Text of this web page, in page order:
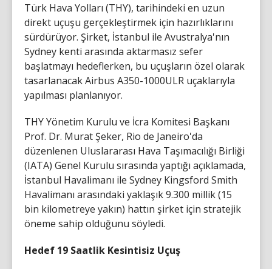
Türk Hava Yolları (THY), tarihindeki en uzun
direkt uçuşu gerçekleştirmek için hazırlıklarını
sürdürüyor. Şirket, İstanbul ile Avustralya'nın
Sydney kenti arasında aktarmasız sefer
başlatmayı hedeflerken, bu uçuşların özel olarak
tasarlanacak Airbus A350-1000ULR uçaklarıyla
yapılması planlanıyor.
THY Yönetim Kurulu ve İcra Komitesi Başkanı
Prof. Dr. Murat Şeker, Rio de Janeiro'da
düzenlenen Uluslararası Hava Taşımacılığı Birliği
(IATA) Genel Kurulu sırasında yaptığı açıklamada,
İstanbul Havalimanı ile Sydney Kingsford Smith
Havalimanı arasındaki yaklaşık 9.300 millik (15
bin kilometreye yakın) hattın şirket için stratejik
öneme sahip olduğunu söyledi.
Hedef 19 Saatlik Kesintisiz Uçuş